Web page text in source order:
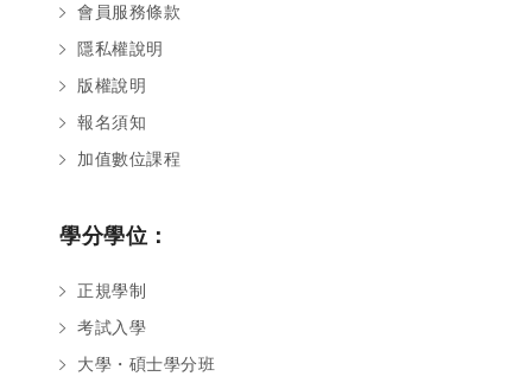
會員服務條款
隱私權說明
版權說明
報名須知
加值數位課程
學分學位：
正規學制
考試入學
大學・碩士學分班